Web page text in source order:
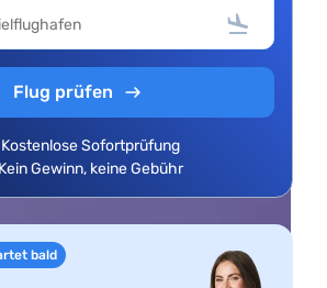
Flug prüfen
Kostenlose Sofortprüfung
Kein Gewinn, keine Gebühr
bald